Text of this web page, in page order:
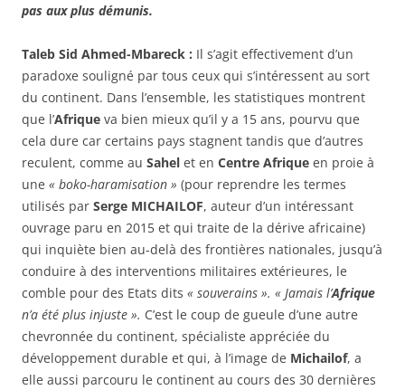
pas aux plus démunis.
Taleb Sid Ahmed-Mbareck : Il s’agit effectivement d’un
paradoxe souligné par tous ceux qui s’intéressent au sort
du continent. Dans l’ensemble, les statistiques montrent
que l’Afrique va bien mieux qu’il y a 15 ans, pourvu que
cela dure car certains pays stagnent tandis que d’autres
reculent, comme au Sahel et en Centre Afrique en proie à
une « boko-haramisation » (pour reprendre les termes
utilisés par Serge MICHAILOF, auteur d’un intéressant
ouvrage paru en 2015 et qui traite de la dérive africaine)
qui inquiète bien au-delà des frontières nationales, jusqu’à
conduire à des interventions militaires extérieures, le
comble pour des Etats dits « souverains ». « Jamais l’Afrique
n’a été plus injuste ». C’est le coup de gueule d’une autre
chevronnée du continent, spécialiste appréciée du
développement durable et qui, à l’image de Michailof, a
elle aussi parcouru le continent au cours des 30 dernières